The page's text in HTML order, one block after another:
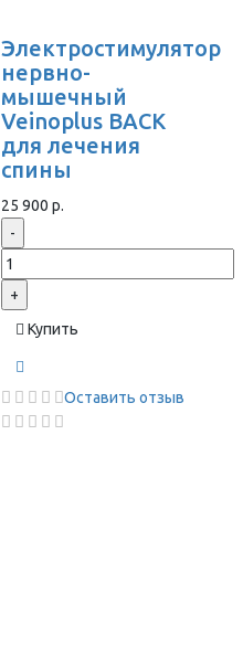
Электростимулятор
нервно-
мышечный
Veinoplus BACK
для лечения
спины
25 900 р.
-
+
Купить
Оставить отзыв